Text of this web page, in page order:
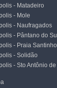
- Matadeiro
- Mole
- Naufragados
- Pântano do Sul
- Praia Santinho
- Solidão
- Sto Antônio de